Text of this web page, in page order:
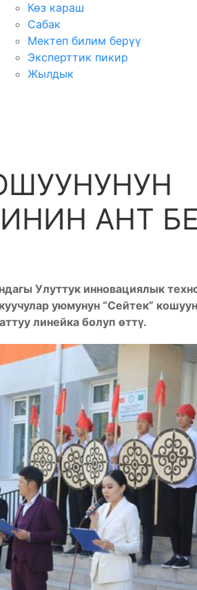
Көз караш
Сабак
Мектеп билим берүү
Эксперттик пикир
Жылдык
АНТ
Улуттук инновациялык
уюмунун “Сейтек”
линейка болуп өттү.